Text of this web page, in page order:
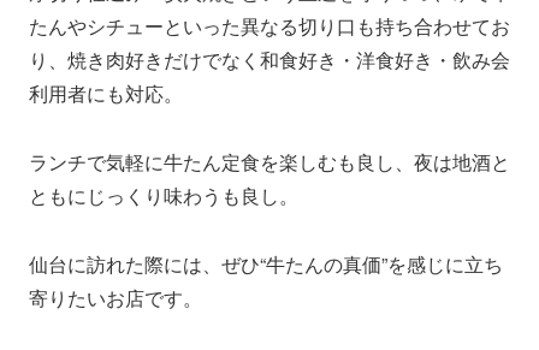
たんやシチューといった異なる切り口も持ち合わせてお
り、焼き肉好きだけでなく和食好き・洋食好き・飲み会
利用者にも対応。
ランチで気軽に牛たん定食を楽しむも良し、夜は地酒と
ともにじっくり味わうも良し。
仙台に訪れた際には、ぜひ“牛たんの真価”を感じに立ち
寄りたいお店です。